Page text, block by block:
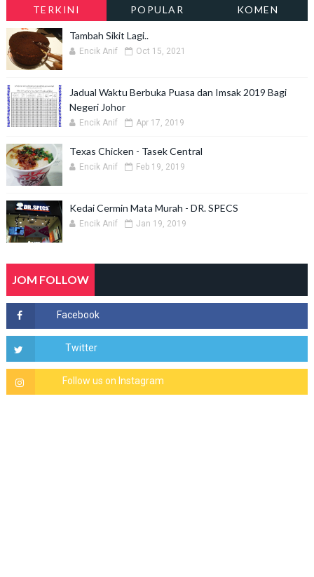
TERKINI POPULAR KOMEN
Tambah Sikit Lagi..
Encik Anif Oct 15, 2021
Jadual Waktu Berbuka Puasa dan Imsak 2019 Bagi
Negeri Johor
Encik Anif Apr 17, 2019
Texas Chicken - Tasek Central
Encik Anif Feb 19, 2019
Kedai Cermin Mata Murah - DR. SPECS
Encik Anif Jan 19, 2019
JOM FOLLOW